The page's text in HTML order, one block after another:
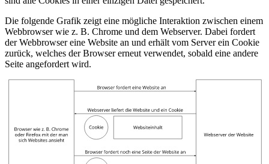
Die folgende Grafik zeigt eine mögliche Interaktion zwischen einem
Webbrowser wie z. B. Chrome und dem Webserver. Dabei fordert
der Webbrowser eine Website an und erhält vom Server ein Cookie
zurück, welches der Browser erneut verwendet, sobald eine andere
Seite angefordert wird.